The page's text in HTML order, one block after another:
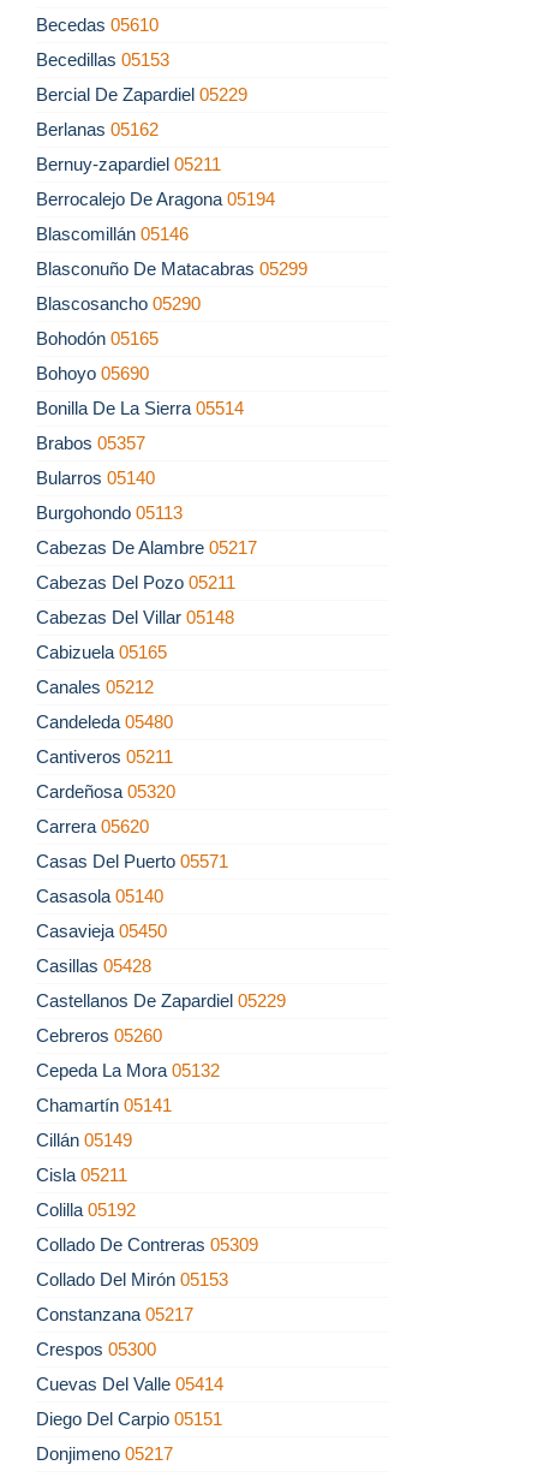
Becedas 05610
Becedillas 05153
Bercial De Zapardiel 05229
Berlanas 05162
Bernuy-zapardiel 05211
Berrocalejo De Aragona 05194
Blascomillán 05146
Blasconuño De Matacabras 05299
Blascosancho 05290
Bohodón 05165
Bohoyo 05690
Bonilla De La Sierra 05514
Brabos 05357
Bularros 05140
Burgohondo 05113
Cabezas De Alambre 05217
Cabezas Del Pozo 05211
Cabezas Del Villar 05148
Cabizuela 05165
Canales 05212
Candeleda 05480
Cantiveros 05211
Cardeñosa 05320
Carrera 05620
Casas Del Puerto 05571
Casasola 05140
Casavieja 05450
Casillas 05428
Castellanos De Zapardiel 05229
Cebreros 05260
Cepeda La Mora 05132
Chamartín 05141
Cillán 05149
Cisla 05211
Colilla 05192
Collado De Contreras 05309
Collado Del Mirón 05153
Constanzana 05217
Crespos 05300
Cuevas Del Valle 05414
Diego Del Carpio 05151
Donjimeno 05217